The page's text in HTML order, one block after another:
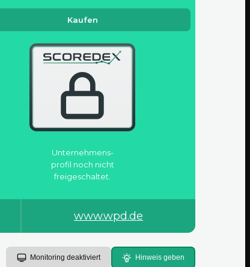
Kaufen
Unternehmens­
profil noch nicht
freigeschaltet.
www.wpd.de
Monitoring deaktiviert Hinweis geben